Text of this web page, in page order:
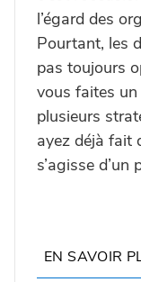
l’égard des
Pourtant, les
pas toujours
vous faites un
plusieurs
ayez déjà fait
s’agisse d’un
EN SAVOIR